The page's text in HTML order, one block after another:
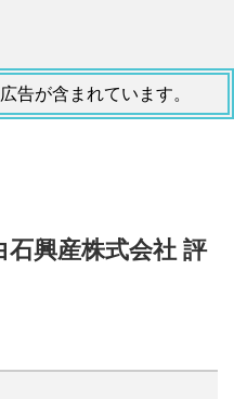
告が含まれています。
石興産株式会社 評